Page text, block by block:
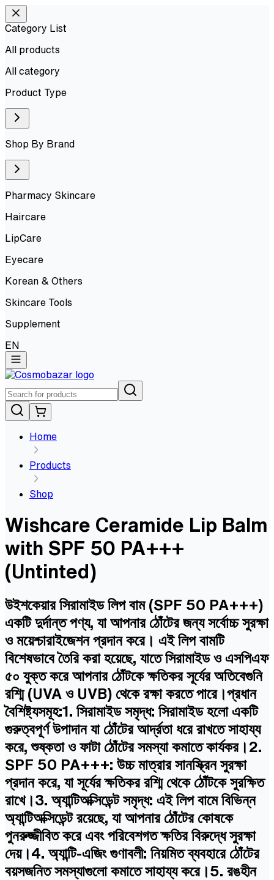
Category List
All products
All category
Product Type
Shop By Brand
Pharmacy Skincare
Haircare
LipCare
Eyecare
Korean & Others
Skincare Tools
Supplement
EN
Home
Products
Shop
Wishcare Ceramide Lip Balm
with SPF 50 PA+++
(Untinted)
উইশকেয়ার সিরামাইড লিপ বাম (SPF 50 PA+++)
একটি দুর্দান্ত পণ্য, যা আপনার ঠোঁটের জন্য সর্বোচ্চ সুরক্ষা
ও ময়েশ্চারাইজেশন প্রদান করে। এই লিপ বামটি
বিশেষভাবে তৈরি করা হয়েছে, যাতে সিরামাইড ও এসপিএফ
৫০ যুক্ত করে আপনার ঠোঁটকে ক্ষতিকর সূর্যের অতিবেগুনি
রশ্মি (UVA ও UVB) থেকে রক্ষা করতে পারে।প্রধান
বৈশিষ্ট্যসমূহ:1. সিরামাইড সমৃদ্ধ: সিরামাইড হলো একটি
গুরুত্বপূর্ণ উপাদান যা ঠোঁটের আর্দ্রতা ধরে রাখতে সাহায্য
করে, শুষ্কতা ও ফাটা ঠোঁটের সমস্যা কমাতে কার্যকর।2.
SPF 50 PA+++: উচ্চ মাত্রার সানস্ক্রিন সুরক্ষা
প্রদান করে, যা সূর্যের ক্ষতিকর রশ্মি থেকে ঠোঁটকে সুরক্ষিত
রাখে।3. অ্যান্টিঅক্সিডেন্ট সমৃদ্ধ: এই লিপ বামে বিভিন্ন
অ্যান্টিঅক্সিডেন্ট রয়েছে, যা আপনার ঠোঁটের কোষকে
পুনরুজ্জীবিত করে এবং পরিবেশগত ক্ষতির বিরুদ্ধে সুরক্ষা
দেয়।4. অ্যান্টি-এজিং গুণাবলী: নিয়মিত ব্যবহারে ঠোঁটের
বয়সজনিত সমস্যাগুলো কমাতে সাহায্য করে।5. রঙহীন